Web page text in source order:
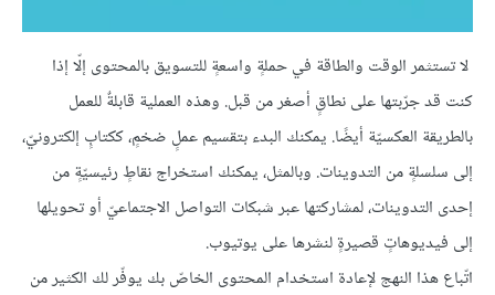
لا تستثمر الوقت والطاقة في حملةٍ واسعةٍ للتسويق بالمحتوى إلّا إذا
كنت قد جرّبتها على نطاقٍ أصغر من قبل. وهذه العملية قابلةٌ للعمل
بالطريقة العكسيّة أيضًا. يمكنك البدء بتقسيم عملٍ ضخمٍ، ككتابٍ إلكترونيّ،
إلى سلسلةٍ من التدوينات. وبالمثل، يمكنك استخراج نقاطٍ رئيسيّةٍ من
إحدى التدوينات، لمشاركتها عبر شبكات التواصل الاجتماعيّ أو تحويلها
إلى فيديوهاتٍ قصيرةٍ لنشرها على يوتيوب.
اتّباع هذا النهج لإعادة استخدام المحتوى الخاصّ بك يوفّر لك الكثير من